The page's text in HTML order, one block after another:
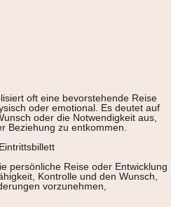
oft eine bevorstehende Reise
oder emotional. Es deutet auf
oder die Notwendigkeit aus,
Beziehung zu entkommen.
persönliche Reise oder Entwicklung
Kontrolle und den Wunsch,
vorzunehmen,